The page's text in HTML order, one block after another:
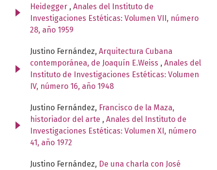
Heidegger , Anales del Instituto de
Investigaciones Estéticas: Volumen VII, número
28, año 1959
Justino Fernández, Arquitectura Cubana
contemporánea, de Joaquín E.Weiss , Anales del
Instituto de Investigaciones Estéticas: Volumen
IV, número 16, año 1948
Justino Fernández, Francisco de la Maza,
historiador del arte , Anales del Instituto de
Investigaciones Estéticas: Volumen XI, número
41, año 1972
Justino Fernández, De una charla con José